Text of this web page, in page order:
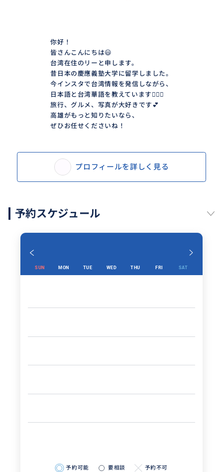
你好！
皆さんこんにちは😃
台湾在住のリーと申します。
昔日本の慶應義塾大学に留学しました。
今インスタで台湾情報を発信しながら、
日本語と台湾華語を教えています💁🏻‍♀️
旅行、グルメ、写真が大好きです💕
高雄がもっと知りたいなら、
ぜひお任せくださいね！
プロフィールを詳しく見る
予約スケジュール
SUN MON TUE WED THU FRI SAT
予約可能 要相談 予約不可